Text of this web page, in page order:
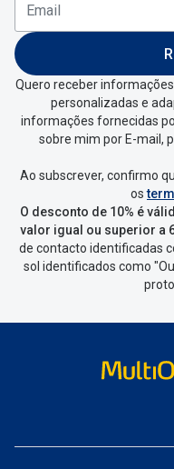
Lentes de
Quero receber
personalizadas e
informações fornecidas
sobre mim por E-mail,
Ao subscrever, confirmo
os
O desconto de 10% é
valor igual ou superior a
de contacto identificadas
sol identificados como